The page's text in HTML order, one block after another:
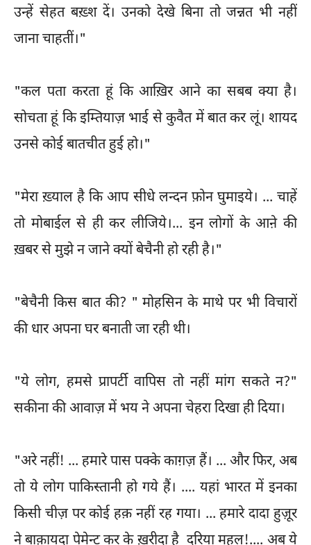
उन्हें सेहत बख़्श दें। उनको देखे बिना तो जन्नत भी नहीं
जाना चाहतीं।"
"कल पता करता हूं कि आख़िर आने का सबब क्या है।
सोचता हूं कि इम्तियाज़ भाई से कुवैत में बात कर लूं। शायद
उनसे कोई बातचीत हुई हो।"
"मेरा ख़्याल है कि आप सीधे लन्दन फ़ोन घुमाइये। ... चाहें
तो मोबाईल से ही कर लीजिये।... इन लोगों के आऩे की
ख़बर से मुझे न जाने क्यों बेचैनी हो रही है।"
"बेचैनी किस बात की? " मोहसिन के माथे पर भी विचारों
की धार अपना घर बनाती जा रही थी।
"ये लोग, हमसे प्रापर्टी वापिस तो नहीं मांग सकते न?"
सकीना की आवाज़ में भय ने अपना चेहरा दिखा ही दिया।
"अरे नहीं! ... हमारे पास पक्के काग़ज़ हैं। ... और फिर, अब
तो ये लोग पाकिस्तानी हो गये हैं। .... यहां भारत में इनका
किसी चीज़ पर कोई हक़ नहीं रह गया। ... हमारे दादा हुज़ूर
ने बाक़ायदा पेमेन्ट कर के ख़रीदा है दरिया महल!.... अब ये